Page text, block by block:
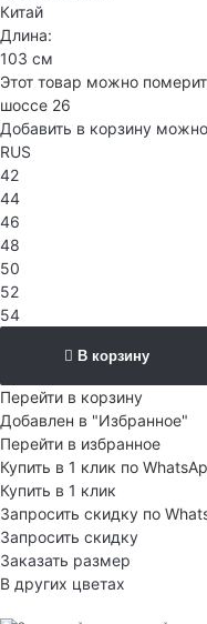
Китай
Длина:
103 см
Этот товар можно
шоссе 26
Добавить в корзину
RUS
42
44
46
48
50
52
54
В корзину
Перейти в корзину
Добавлен в "Избранное"
Перейти в избранное
Купить в 1 клик по
Купить в 1 клик
Запросить скидку по
Запросить скидку
Заказать размер
В других цветах